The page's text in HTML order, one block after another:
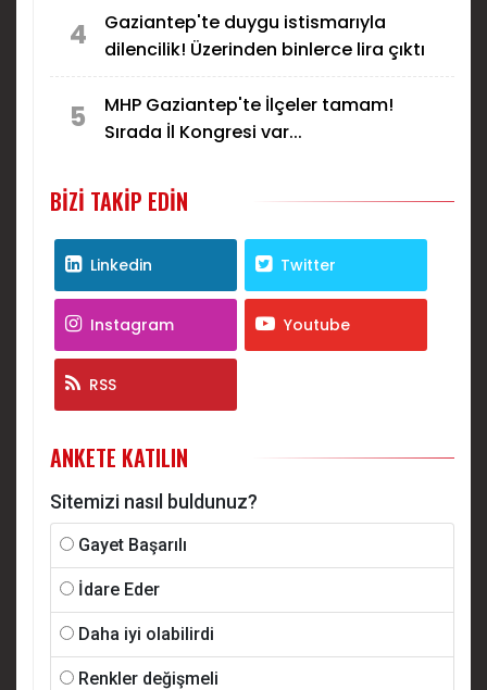
4
Gaziantep'te duygu istismarıyla
dilencilik! Üzerinden binlerce lira çıktı
5
MHP Gaziantep'te İlçeler tamam!
Sırada İl Kongresi var...
BIZI TAKIP EDIN
Linkedin Twitter
Instagram Youtube
RSS
ANKETE KATILIN
Sitemizi nasıl buldunuz?
Gayet Başarılı
İdare Eder
Daha iyi olabilirdi
Renkler değişmeli